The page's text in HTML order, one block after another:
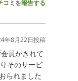
コミを報告する
年8月22日投稿
員がきれて
そのサービ
られました